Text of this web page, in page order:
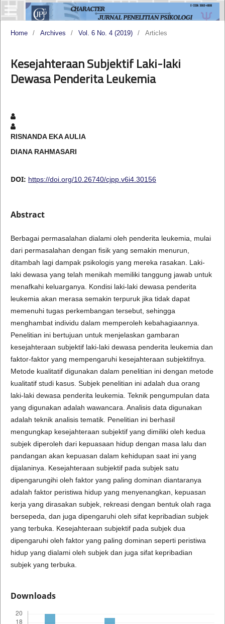
Home / Archives / Vol. 6 No. 4 (2019) / Articles
Kesejahteraan Subjektif Laki-laki
Dewasa Penderita Leukemia
RISNANDA EKA AULIA
DIANA RAHMASARI
DOI: https://doi.org/10.26740/cjpp.v6i4.30156
Abstract
Berbagai permasalahan dialami oleh penderita leukemia, mulai
dari permasalahan dengan fisik yang semakin menurun,
ditambah lagi dampak psikologis yang mereka rasakan. Laki-
laki dewasa yang telah menikah memiliki tanggung jawab untuk
menafkahi keluarganya. Kondisi laki-laki dewasa penderita
leukemia akan merasa semakin terpuruk jika tidak dapat
memenuhi tugas perkembangan tersebut, sehingga
menghambat individu dalam memperoleh kebahagiaannya.
Penelitian ini bertujuan untuk menjelaskan gambaran
kesejahteraan subjektif laki-laki dewasa penderita leukemia dan
faktor-faktor yang mempengaruhi kesejahteraan subjektifnya.
Metode kualitatif digunakan dalam penelitian ini dengan metode
kualitatif studi kasus. Subjek penelitian ini adalah dua orang
laki-laki dewasa penderita leukemia. Teknik pengumpulan data
yang digunakan adalah wawancara. Analisis data digunakan
adalah teknik analisis tematik. Penelitian ini berhasil
mengungkap kesejahteraan subjektif yang dimiliki oleh kedua
subjek diperoleh dari kepuasaan hidup dengan masa lalu dan
pandangan akan kepuasan dalam kehidupan saat ini yang
dijalaninya. Kesejahteraan subjektif pada subjek satu
dipengarungihi oleh faktor yang paling dominan diantaranya
adalah faktor peristiwa hidup yang menyenangkan, kepuasan
kerja yang dirasakan subjek, rekreasi dengan bentuk olah raga
bersepeda, dan juga dipengaruhi oleh sifat kepribadian subjek
yang terbuka. Kesejahteraan subjektif pada subjek dua
dipengaruhi oleh faktor yang paling dominan seperti peristiwa
hidup yang dialami oleh subjek dan juga sifat kepribadian
subjek yang terbuka.
Downloads